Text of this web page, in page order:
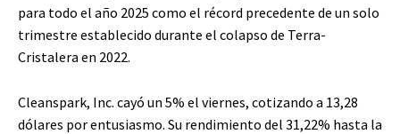
para todo el año 2025 como el récord precedente de un solo
trimestre establecido durante el colapso de Terra-
Cristalera en 2022.
Cleanspark, Inc. cayó un 5% el viernes, cotizando a 13,28
dólares por entusiasmo. Su rendimiento del 31,22% hasta la